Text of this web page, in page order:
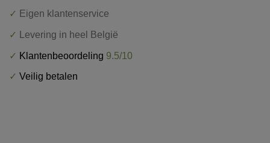
✓ Eigen klantenservice
✓ Levering in heel België
✓ Klantenbeoordeling 9.5/10
✓ Veilig betalen